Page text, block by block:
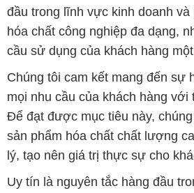
đầu trong lĩnh vực kinh doanh và
hóa chất công nghiệp đa dạng,
cầu sử dụng của khách hàng
Chúng tôi cam kết mang đến sự
mọi nhu cầu của khách hàng với
Để đạt được mục tiêu này,
sản phẩm hóa chất chất lượng
lý, tạo nên giá trị thực sự cho
Uy tín là nguyên tắc hàng đầu